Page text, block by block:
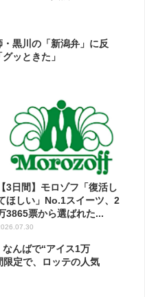
黒川の「新潟弁」に反
ッときた」
【3日間】モロゾフ「復活し
ほしい」No.1スイーツ、2
3865票から選ばれた...
なんばで“アイス1万
定で、ロッテの人気